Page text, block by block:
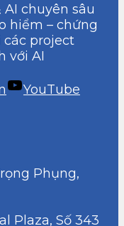
chuyên sâu
hiểm – chứng
các project
với AI
YouTube
Phụng,
Plaza, Số 343